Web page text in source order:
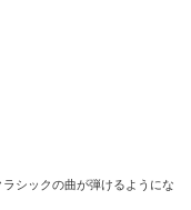
シックの曲が弾けるようにな